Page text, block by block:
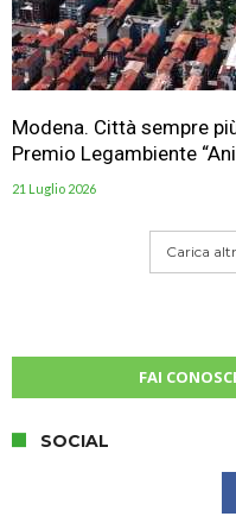
Modena. Città sempre
Premio Legambiente
21 Luglio 2026
Carica
FAI
SOCIAL